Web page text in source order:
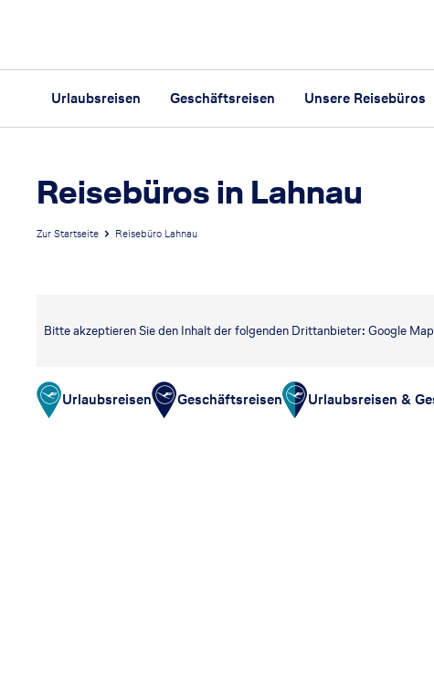
Urlaubsreisen Geschäftsreisen Unsere Reisebüros
Reisebüros in Lahnau
Zur Startseite Reisebüro Lahnau
Bitte akzeptieren Sie den Inhalt der folgenden Drittanbieter: Google
Urlaubsreisen Geschäftsreisen Urlaubsreisen &